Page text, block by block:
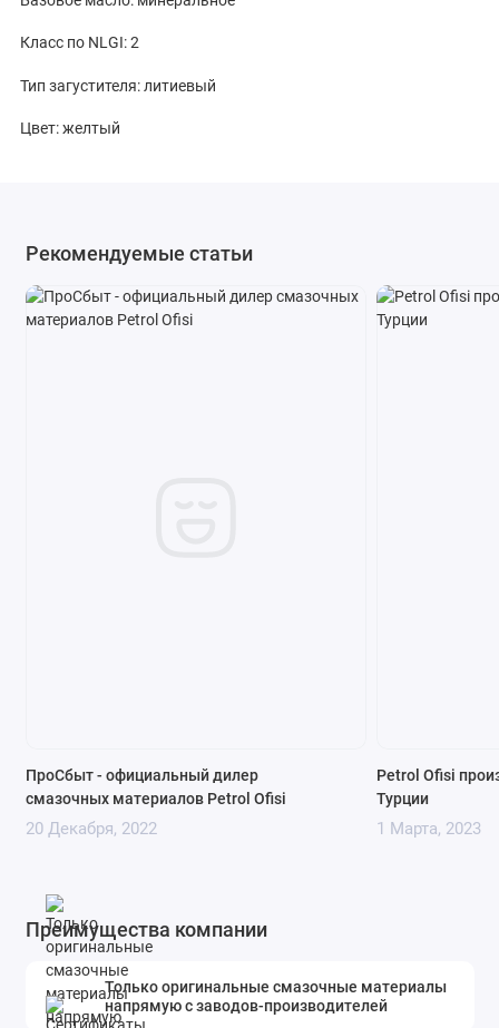
Класс по NLGI: 2
Тип загустителя: литиевый
Цвет: желтый
Рекомендуемые статьи
ПроСбыт - официальный дилер
смазочных материалов Petrol Ofisi
20 Декабря, 2022
Petrol Ofisi
Турции
1 Марта, 2023
Преимущества компании
Только оригинальные смазочные материалы
напрямую с заводов-производителей